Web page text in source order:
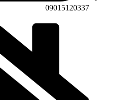
09015120337